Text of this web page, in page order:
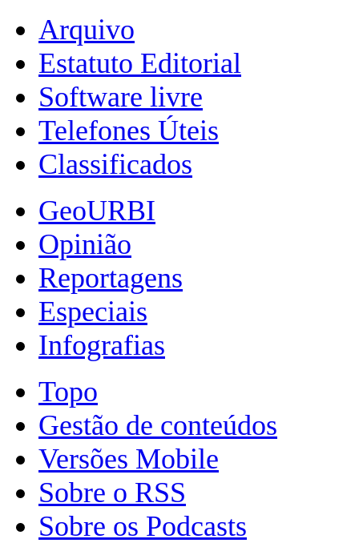
Arquivo
Estatuto Editorial
Software livre
Telefones Úteis
Classificados
GeoURBI
Opinião
Reportagens
Especiais
Infografias
Topo
Gestão de conteúdos
Versões Mobile
Sobre o RSS
Sobre os Podcasts